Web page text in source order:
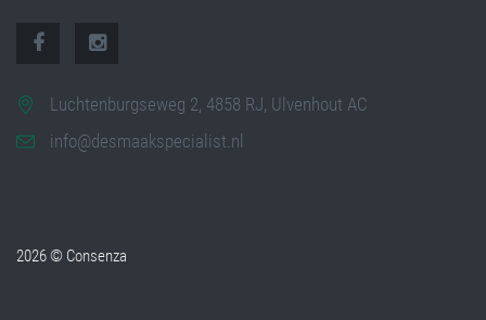
Luchtenburgseweg 2, 4858 RJ, Ulvenhout AC
info@desmaakspecialist.nl
2026 © Consenza